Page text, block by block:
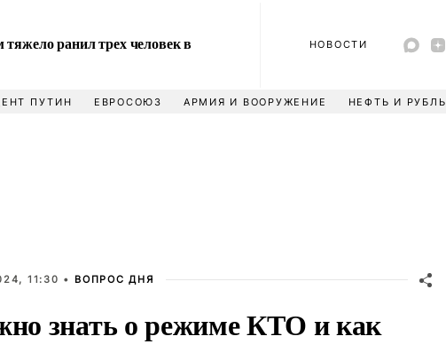
ранил трех человек в
НОВОСТИ
ПУТИН ЕВРОСОЮЗ АРМИЯ И ВООРУЖЕНИЕ НЕФТЬ И РУБЛЬ
11:30 • ВОПРОС ДНЯ
знать о режиме КТО и как